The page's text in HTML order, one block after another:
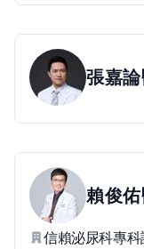
張嘉論
賴俊佑
信賴泌尿科專科